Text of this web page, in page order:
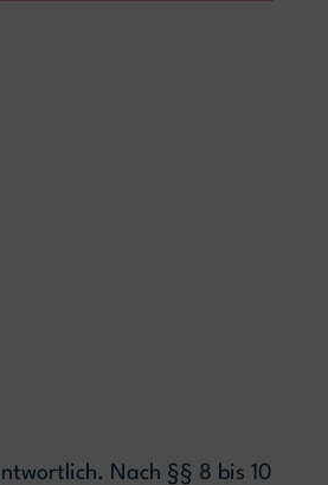
Nach §§ 8 bis 10